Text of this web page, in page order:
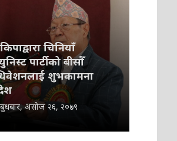
चिनियाँ
पार्टीको बीसौँ
शुभकामना
बुधबार, असोज २६, २०७९